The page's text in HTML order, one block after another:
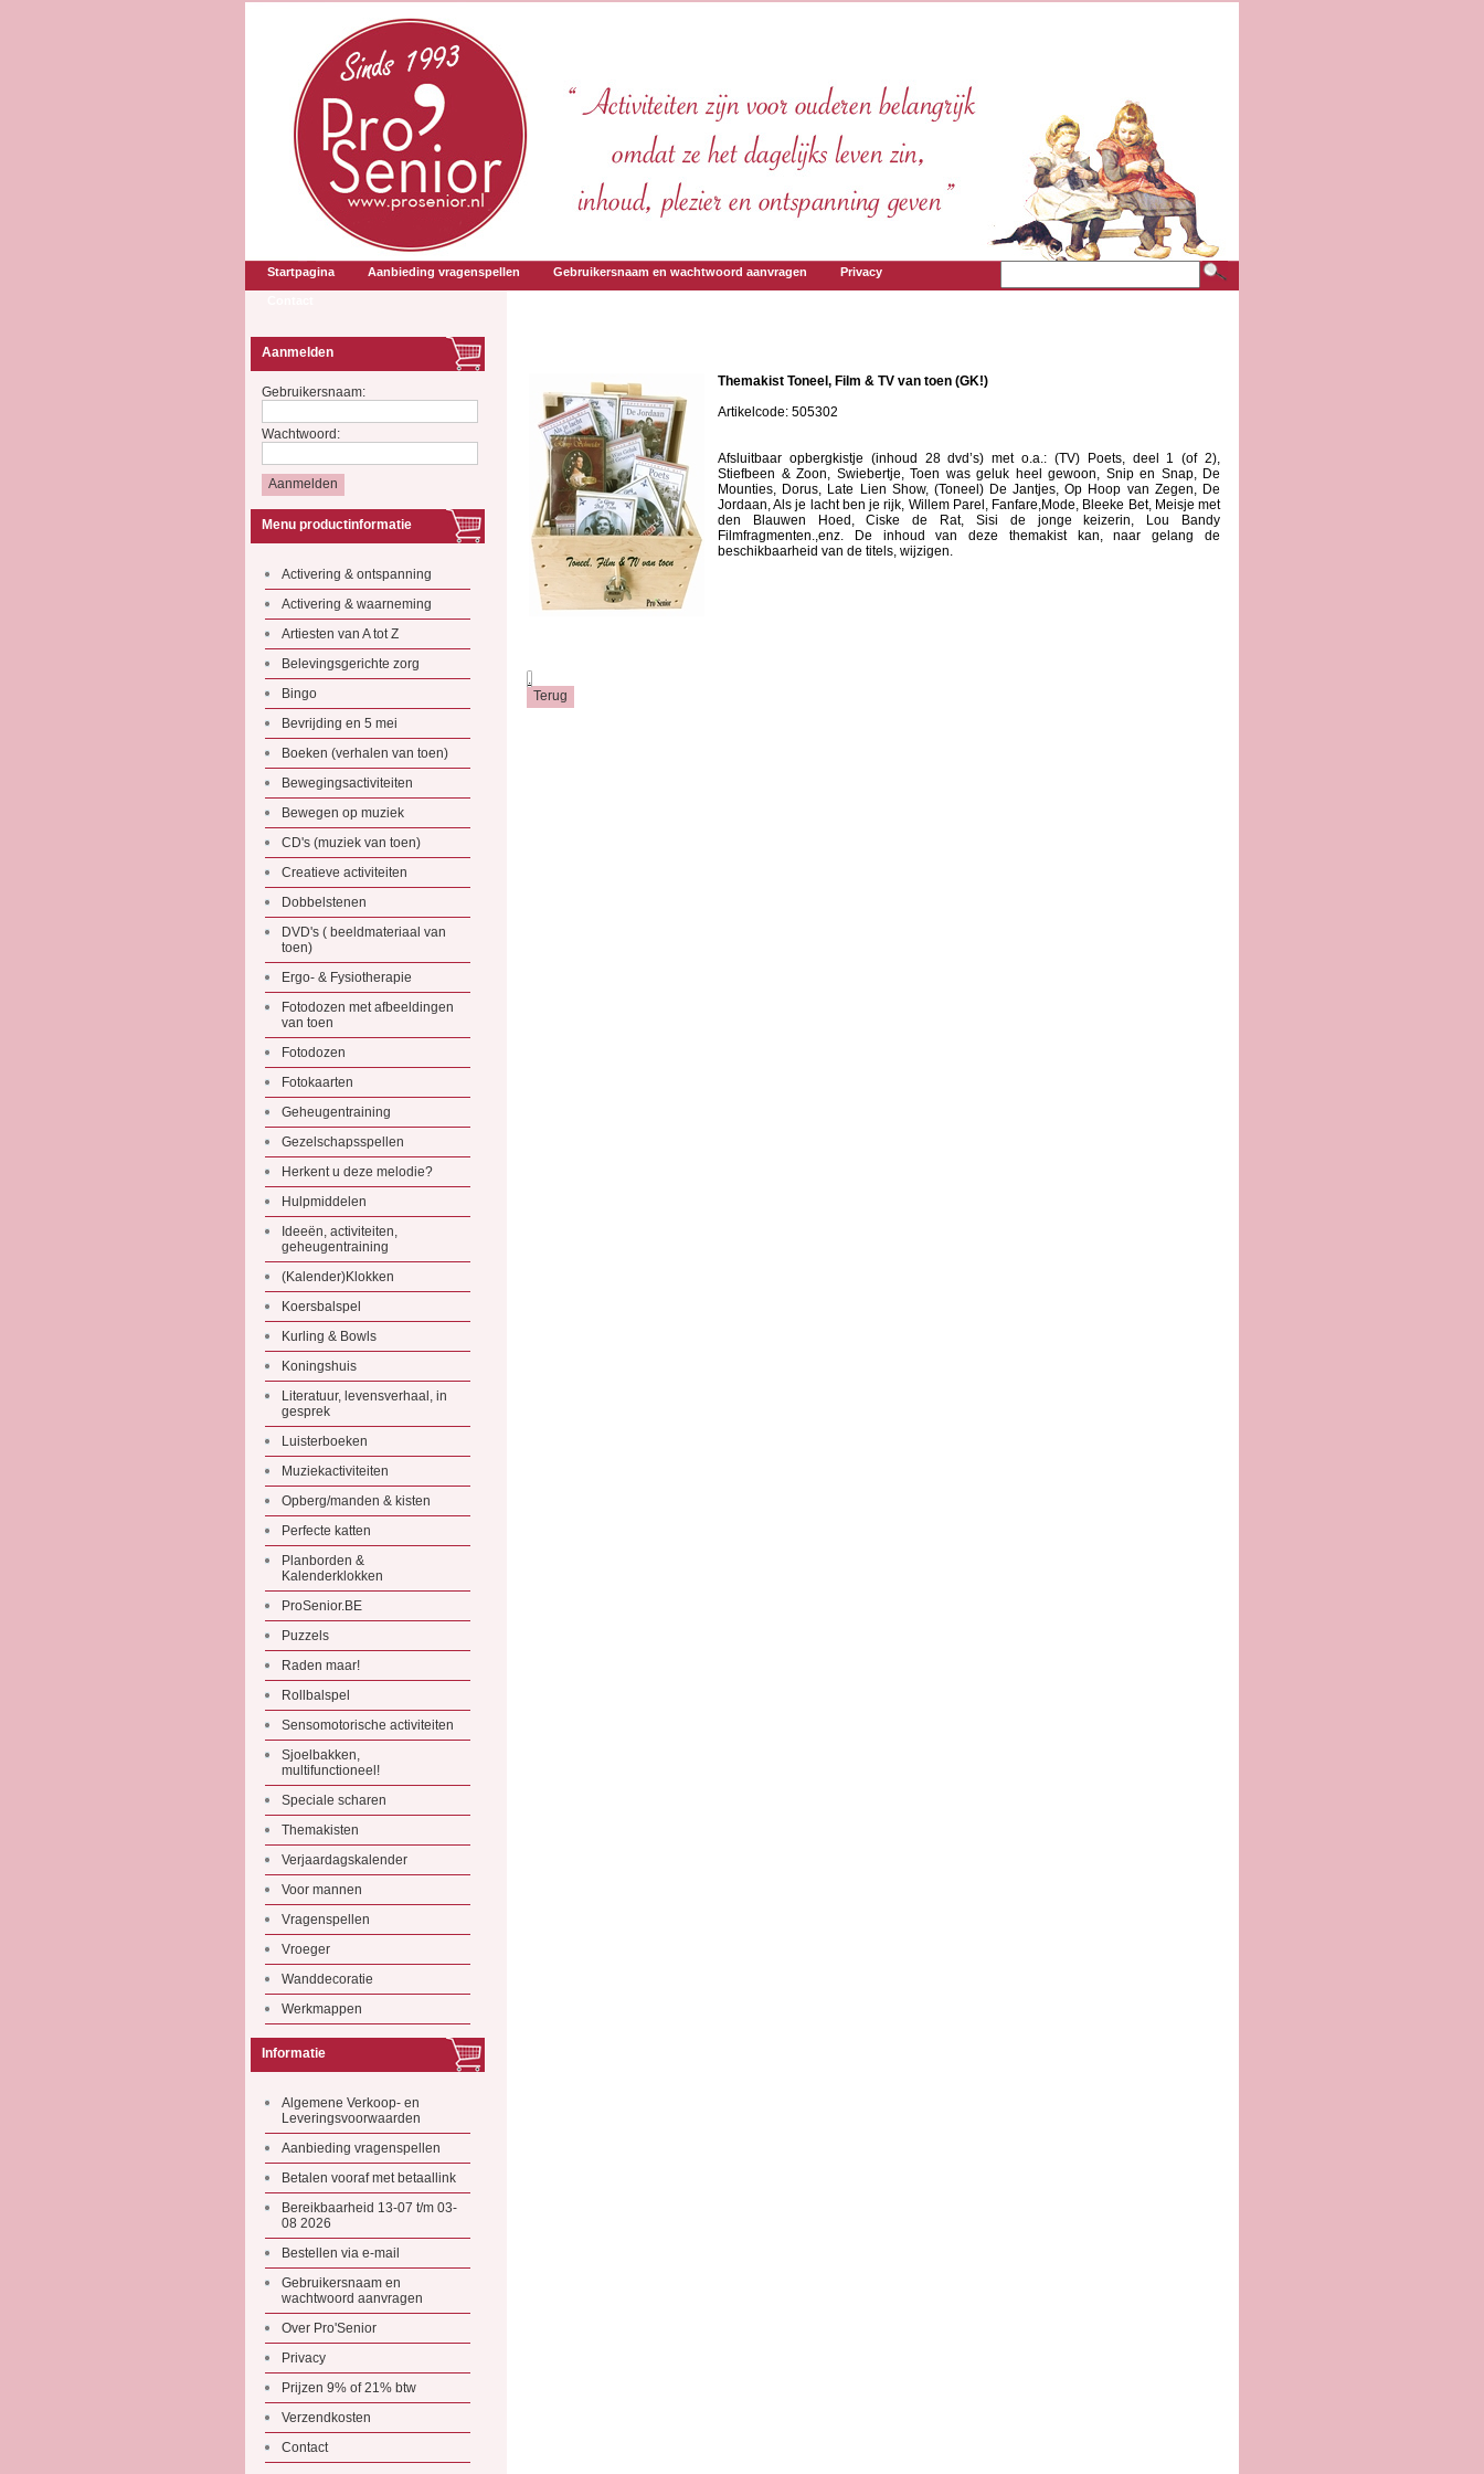
Startpagina Aanbieding vragenspellen Gebruikersnaam en wachtwoord aanvragen Privacy
Aanmelden
Gebruikersnaam:
Wachtwoord:
Menu productinformatie
Activering & ontspanning
Activering & waarneming
Artiesten van A tot Z
Belevingsgerichte zorg
Bingo
Bevrijding en 5 mei
Boeken (verhalen van toen)
Bewegingsactiviteiten
Bewegen op muziek
CD's (muziek van toen)
Creatieve activiteiten
Dobbelstenen
DVD's ( beeldmateriaal van
toen)
Ergo- & Fysiotherapie
Fotodozen met afbeeldingen
van toen
Fotodozen
Fotokaarten
Geheugentraining
Gezelschapsspellen
Herkent u deze melodie?
Hulpmiddelen
Ideeën, activiteiten,
geheugentraining
(Kalender)Klokken
Koersbalspel
Kurling & Bowls
Koningshuis
Literatuur, levensverhaal, in
gesprek
Luisterboeken
Muziekactiviteiten
Opberg/manden & kisten
Perfecte katten
Planborden &
Kalenderklokken
ProSenior.BE
Puzzels
Raden maar!
Rollbalspel
Sensomotorische activiteiten
Sjoelbakken,
multifunctioneel!
Speciale scharen
Themakisten
Verjaardagskalender
Voor mannen
Vragenspellen
Vroeger
Wanddecoratie
Werkmappen
Informatie
Algemene Verkoop- en
Leveringsvoorwaarden
Aanbieding vragenspellen
Betalen vooraf met betaallink
Bereikbaarheid 13-07 t/m 03-
08 2026
Bestellen via e-mail
Gebruikersnaam en
wachtwoord aanvragen
Over Pro'Senior
Privacy
Prijzen 9% of 21% btw
Verzendkosten
Contact
Themakist Toneel, Film & TV van toen (GK!)
Artikelcode: 505302
Afsluitbaar opbergkistje (inhoud 28 dvd’s) met o.a.: (TV) Poets, deel 1 (of 2),
Stiefbeen & Zoon, Swiebertje, Toen was geluk heel gewoon, Snip en Snap, De
Mounties, Dorus, Late Lien Show, (Toneel) De Jantjes, Op Hoop van Zegen, De
Jordaan, Als je lacht ben je rijk, Willem Parel, Fanfare,Mode, Bleeke Bet, Meisje met
den Blauwen Hoed, Ciske de Rat, Sisi de jonge keizerin, Lou Bandy
Filmfragmenten.,enz. De inhoud van deze themakist kan, naar gelang de
beschikbaarheid van de titels, wijzigen.
.